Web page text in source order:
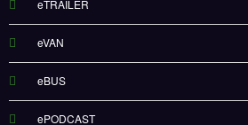
eVAN
eBUS
ePODCAST